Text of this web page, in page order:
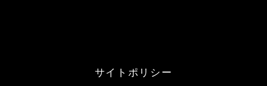
サイトポリシー